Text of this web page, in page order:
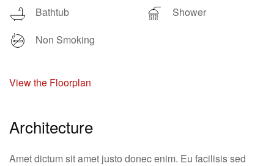
Bathtub
Shower
Non Smoking
View the Floorplan
Architecture
Amet dictum sit amet justo donec enim. Eu facilisis sed